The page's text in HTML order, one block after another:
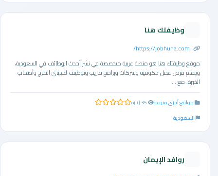
وظيفتك هنا
https://jobhuna.com/
موقع وظيفتك هنا هو منصة عربية متخصصة في نشر أحدث الوظائف في السعودية،
ويقدم فرص عمل حكومية وشركات وبرامج تدريب وتوظيف لحديثي التخرج وأصحاب
الخبرة، مع ...
مواقع أخرى منوعه 0.0 من 5 نجوم
السعودية
روافد الإيمان